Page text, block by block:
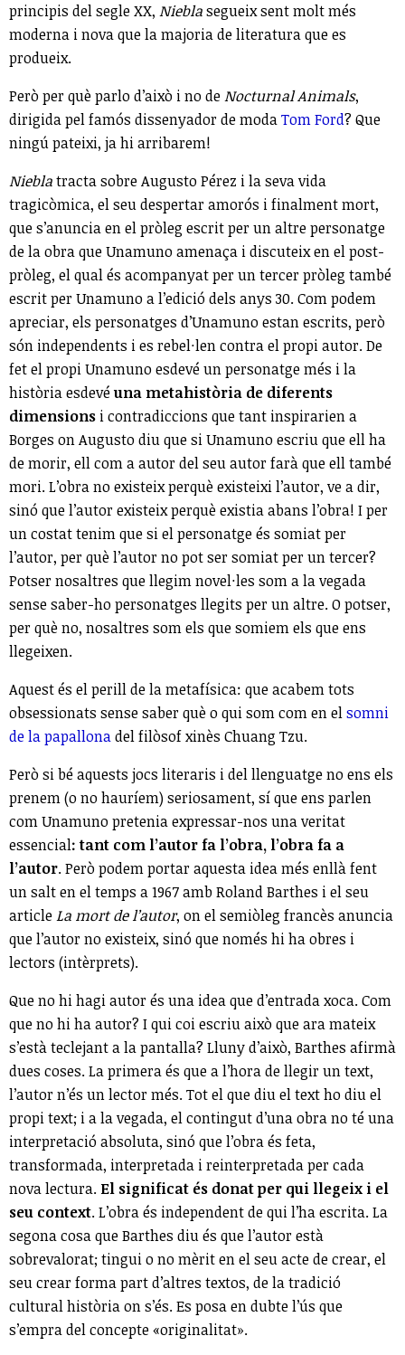
principis del segle XX, Nieblasegueix sent molt més
moderna i nova que la majoria de literatura que es
produeix.
Però per què parlo d’això i no deNocturnal Animals,
dirigida pel famós dissenyador de modaTom Ford? Que
ningú pateixi, ja hi arribarem!
Nieblatracta sobre Augusto Pérez i la seva vida
tragicòmica, el seu despertar amorós i finalment mort,
que s’anuncia en el pròleg escrit per un altre personatge
de la obra que Unamuno amenaça i discuteix en el post-
pròleg, el qual és acompanyat per un tercer pròleg també
escrit per Unamuno a l’edició dels anys 30. Com podem
apreciar, els personatges d’Unamuno estan escrits, però
són independents i es rebel·len contra el propi autor. De
fet el propi Unamuno esdevé un personatge més i la
història esdevéuna metahistòria de diferents
dimensions i contradiccions que tant inspirarien a
Borges on Augusto diu que si Unamuno escriu que ell ha
de morir, ell com a autor del seu autor farà que ell també
mori. L’obra no existeix perquè existeixi l’autor, ve a dir,
sinó que l’autor existeix perquè existia abans l’obra! I per
un costat tenim que si el personatge és somiat per
l’autor, per què l’autor no pot ser somiat per un tercer?
Potser nosaltres que llegim novel·les som a la vegada
sense saber-ho personatges llegits per un altre. O potser,
per què no, nosaltres som els que somiem els que ens
llegeixen.
Aquest és el perill de la metafísica: que acabem tots
obsessionats sense saber què o qui som com en elsomni
de la papallonadel filòsof xinès Chuang Tzu.
Però si bé aquests jocs literaris i del llenguatge no ens els
prenem (o no hauríem) seriosament, sí que ens parlen
com Unamuno pretenia expressar-nos una veritat
essencial: tant com l’autor fa l’obra, l’obra fa a
l’autor. Però podem portar aquesta idea més enllà fent
un salt en el temps a 1967 amb Roland Barthes i el seu
articleLa mort de l’autor, on el semiòleg francès anuncia
que l’autor no existeix, sinó que només hi ha obres i
lectors (intèrprets).
Que no hi hagi autor és una idea que d’entrada xoca. Com
que no hi ha autor? I qui coi escriu això que ara mateix
s’està teclejant a la pantalla? Lluny d’això, Barthes afirmà
dues coses. La primera és que a l’hora de llegir un text,
l’autor n’és un lector més. Tot el que diu el text ho diu el
propi text; i a la vegada, el contingut d’una obra no té una
interpretació absoluta, sinó que l’obra és feta,
transformada, interpretada i reinterpretada per cada
nova lectura. El significat és donat per qui llegeix i el
seu context. L’obra és independent de qui l’ha escrita. La
segona cosa que Barthes diu és que l’autor està
sobrevalorat; tingui o no mèrit en el seu acte de crear, el
seu crear forma part d’altres textos, de la tradició
cultural història on s’és. Es posa en dubte l’ús que
s’empra del concepte «originalitat».